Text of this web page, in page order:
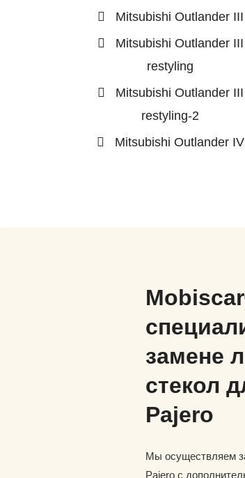
Mitsubishi Outlander III
Mitsubishi Outlander III
restyling
Mitsubishi Outlander III
restyling-2
Mitsubishi Outlander IV
замене
стекол
Pajero
Мы осуществляем
Pajero с